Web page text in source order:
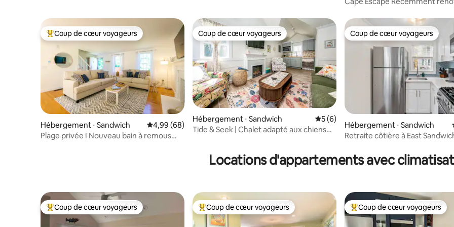
Coups de cœur voyageurs les plus appréciés
Coup de cœur voyageurs
Hébergement ⋅ Sandwich Évaluation moyenne sur la base de 68 commentaires : 4,99 sur 5
4,99 (68)
Plage privée ! Nouveau bain à remous
Coup de cœur voyageurs
Coup de cœur voyageurs
Hébergement ⋅ Sandwich Évaluation moyenne sur la base de 6
5 (6)
Tide & Seek | Chalet adapté aux chiens
Coup de cœur voyageurs
Coup de cœur voyageurs
Hébergement ⋅ Sandwich
Retraite côtière à East
Locations d'appartements avec
Coups de cœur voyageurs les plus appréciés
Coup de cœur voyageurs Coups de cœur voyageurs les plus appréciés
Coup de cœur voyageurs Coups de cœur voyageurs les
Coup de cœur voyageurs